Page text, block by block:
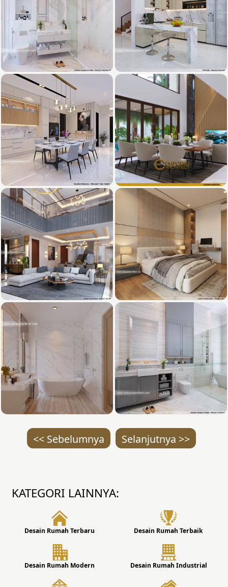
<< Sebelumnya Selanjutnya >>
KATEGORI LAINNYA:
Desain Rumah Terbaru Desain Rumah Terbaik
Desain Rumah Modern Desain Rumah Industrial